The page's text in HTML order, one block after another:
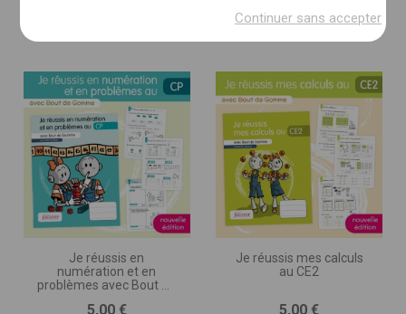
Je réussis en
numération et en
problèmes avec Bout de
Prix
5,00 €
Je réussis mes calculs
au CE2
Prix
5,00 €
Continuer sans accepter
DESCRIPTION DU PROJET * :
(nombre de pages, séances, jeux ou exercices, nombre
d’illustrations, matériel d’accompagnement,
programmation, etc.)